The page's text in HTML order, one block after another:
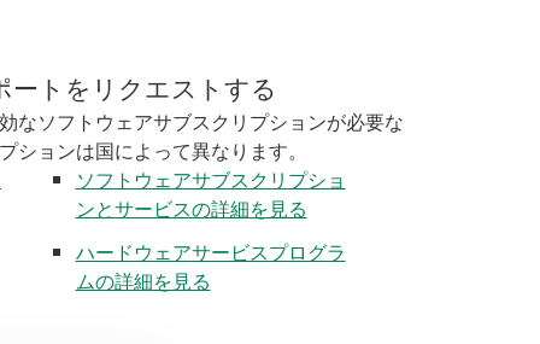
トをリクエストする
なソフトウェアサブスクリプションが必要な
ションは国によって異なります。
ソフトウェアサブスクリプショ
ンとサービスの詳細を見る
ハードウェアサービスプログラ
ムの詳細を見る